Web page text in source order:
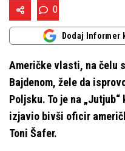
0
Dodaj Informer
Američke vlasti, na čelu
Bajdenom, žele da
Poljsku. To je na
izjavio bivši oficir
Toni Šafer.